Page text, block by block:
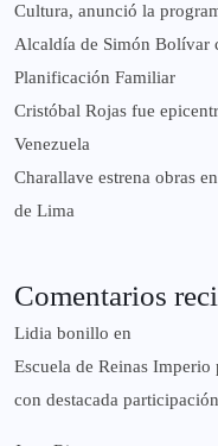
Cultura, anunció la
Alcaldía de Simón Bolívar
Planificación Familiar
Cristóbal Rojas fue
Venezuela
Charallave estrena obras
de Lima
Comentarios
Lidia bonillo en
Escuela de Reinas Imperio
con destacada